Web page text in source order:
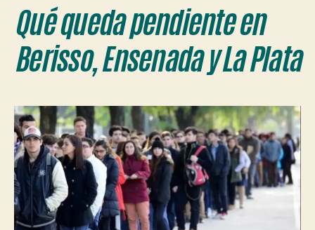
Qué queda pendiente en
Berisso, Ensenada y La Plata